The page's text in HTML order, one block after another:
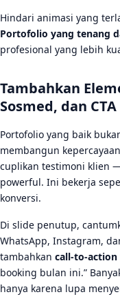
Hindari animasi yang
Portofolio yang tenang
profesional yang lebih
Tambahkan
Sosmed, dan CTA
Portofolio yang baik
membangun
cuplikan testimoni klien
powerful. Ini bekerja
konversi.
Di slide penutup,
WhatsApp, Instagram,
tambahkan call-to-action
booking bulan ini.”
hanya karena lupa